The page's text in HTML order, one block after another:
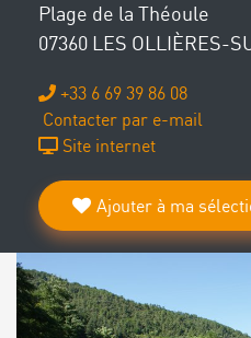
Plage de la Théoule
07360 LES OLLIÈRES-
+33 6 69 39 86 08
Contacter par e-mail
Site internet
Ajouter à ma